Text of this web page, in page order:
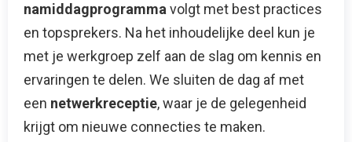
namiddagprogramma volgt met best practices
en topsprekers. Na het inhoudelijke deel kun je
met je werkgroep zelf aan de slag om kennis en
ervaringen te delen. We sluiten de dag af met
een netwerkreceptie, waar je de gelegenheid
krijgt om nieuwe connecties te maken.